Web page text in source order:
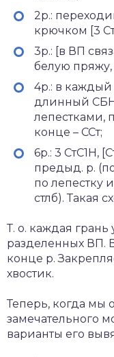
2р.:
крючком [3
3р.: [в ВП
белую пряжу,
4р.: в
длинный
лепестками,
конце – ССт;
6р.: 3 СтС1Н,
предыд. р.
по лепестку
стлб). Такая
Т. о. каждая грань
разделенных ВП.
конце р.
хвостик.
Теперь, когда мы
замечательного
варианты его